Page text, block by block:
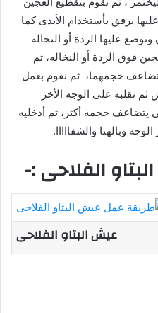
برفق بأستخدام الأيدى كما
عليها الردة أو النخاله
فوق الردة أو النخاله، ثم
حجمهما، ثم نقوم بعمل
نقلبه على الوجه الأخر
حجمه أكثر، ثم أدخليه
وبالهنا والشفااااا.
الفلاحى :-
عيش البتاو الفلاحى